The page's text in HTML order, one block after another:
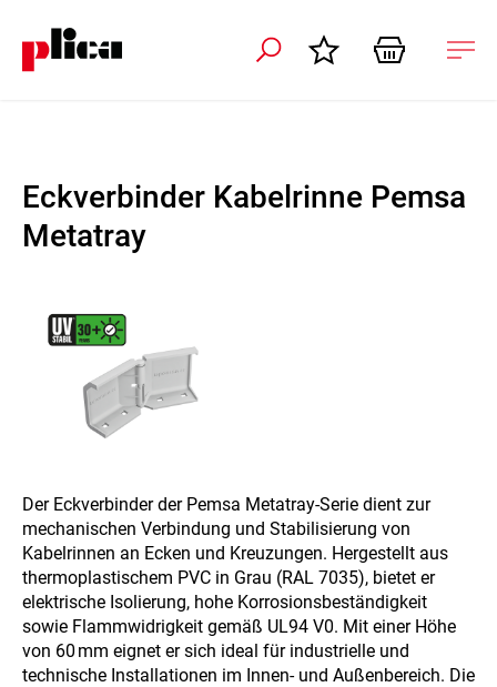
Eckverbinder Kabelrinne Pemsa
Metatray
Der Eckverbinder der Pemsa Metatray-Serie dient zur
mechanischen Verbindung und Stabilisierung von
Kabelrinnen an Ecken und Kreuzungen. Hergestellt aus
thermoplastischem PVC in Grau (RAL 7035), bietet er
elektrische Isolierung, hohe Korrosionsbeständigkeit
sowie Flammwidrigkeit gemäß UL94 V0. Mit einer Höhe
von 60 mm eignet er sich ideal für industrielle und
technische Installationen im Innen- und Außenbereich. Die